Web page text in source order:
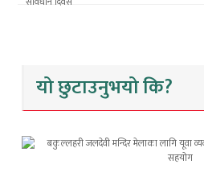
यो छुटाउनुभयो कि?